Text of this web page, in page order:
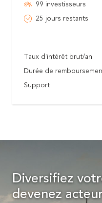
99 investisseurs
25 jours restants
Taux d'intérêt brut/an
Durée de
Support
Diversifiez
devenez